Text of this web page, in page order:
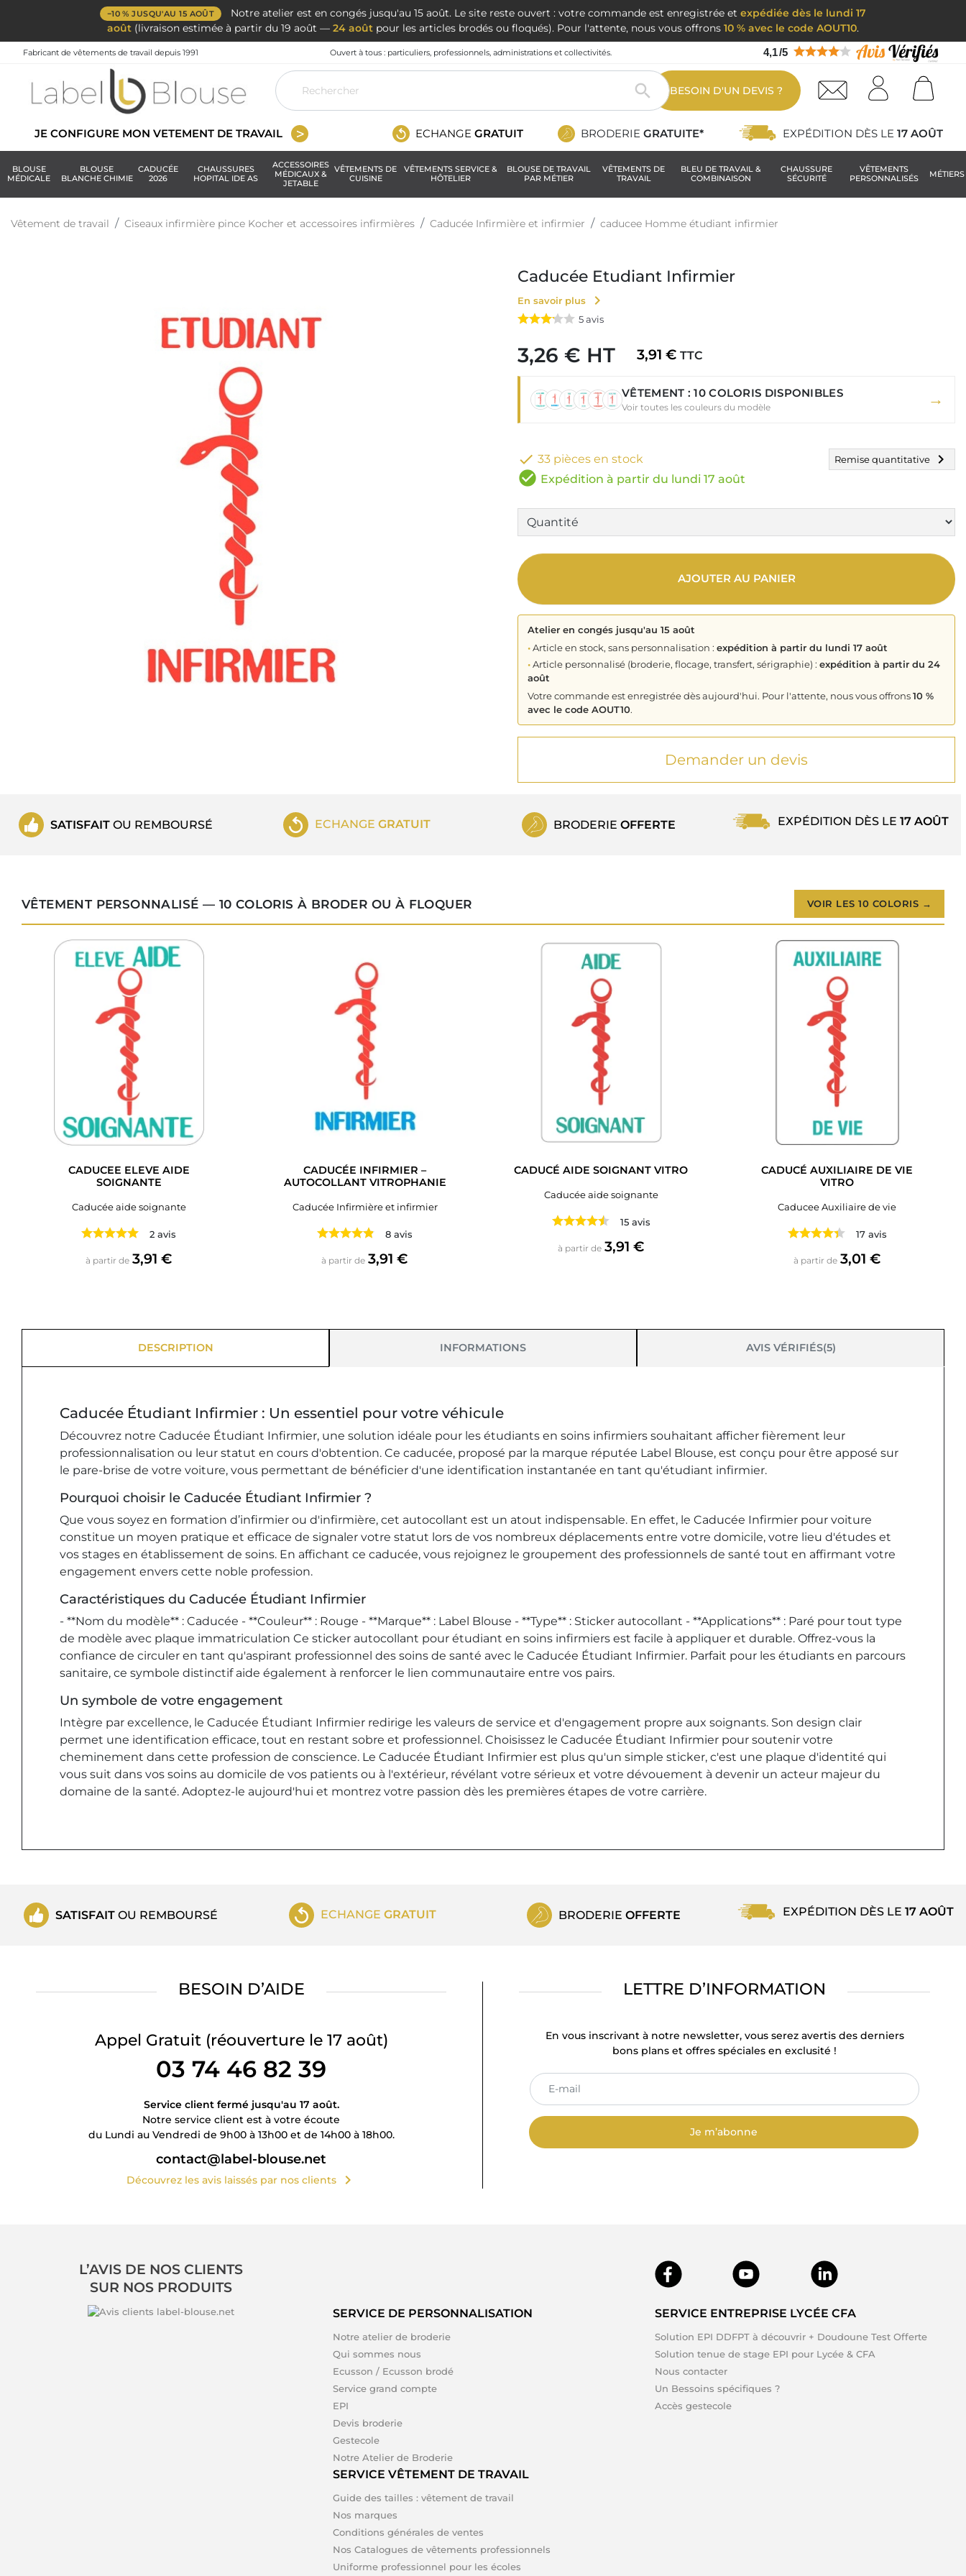
−10 % JUSQU'AU 15 AOÛT Notre atelier est en congés jusqu'au 15 août. Le site reste ouvert : votre commande est enregistrée etexpédiée dès le lundi 17
août (livraison estimée à partir du 19 août — 24 août pour les articles brodés ou floqués). Pour l'attente, nous vous offrons 10 % avec le code AOUT10.
Fabricant de vêtements de travail depuis 1991 Ouvert à tous : particuliers, professionnels, administrations et collectivités. 4,1/5
 BESOIN D'UN DEVIS ?
JE CONFIGURE MON VETEMENT DE TRAVAIL ECHANGE GRATUIT BRODERIE GRATUITE* EXPÉDITION DÈS LE 17 AOÛT
BLOUSE
MÉDICALE
BLOUSE
BLANCHE CHIMIE
CADUCÉE
2026
CHAUSSURES
HOPITAL IDE AS
ACCESSOIRES
MÉDICAUX &
JETABLE
VÊTEMENTS DE
CUISINE
VÊTEMENTS SERVICE &
HÔTELIER
BLOUSE DE TRAVAIL
PAR MÉTIER
VÊTEMENTS DE
TRAVAIL
BLEU DE TRAVAIL &
COMBINAISON
CHAUSSURE
SÉCURITÉ
VÊTEMENTS
PERSONNALISÉS
MÉTIERS
Vêtement de travail Ciseaux infirmière pince Kocher et accessoires infirmières Caducée Infirmière et infirmier caducee Homme étudiant infirmier
Caducée Etudiant Infirmier
En savoir plus chevron_right
5avis
3,26 € HT 3,91 € TTC
VÊTEMENT : 10 COLORIS DISPONIBLES
Voir toutes les couleurs du modèle →
 33 pièces en stock
check_circle Expédition à partir du lundi 17 août
Remise quantitative chevron_right
AJOUTER AU PANIER
Atelier en congés jusqu'au 15 août
•Article en stock, sans personnalisation : expédition à partir du lundi 17 août
•Article personnalisé (broderie, flocage, transfert, sérigraphie) : expédition à partir du 24
août
Votre commande est enregistrée dès aujourd'hui. Pour l'attente, nous vous offrons10 %
avec le code AOUT10.
Demander un devis
SATISFAITOU REMBOURSÉ ECHANGEGRATUIT BRODERIE OFFERTE EXPÉDITION DÈS LE 17 AOÛT
VÊTEMENT PERSONNALISÉ — 10 COLORIS À BRODER OU À FLOQUER VOIR LES 10 COLORIS →
CADUCEE ELEVE AIDE
SOIGNANTE
Caducée aide soignante
2 avis
à partir de Prix
3,91 €
CADUCÉE INFIRMIER –
AUTOCOLLANT VITROPHANIE
Caducée Infirmière et infirmier
8 avis
à partir de Prix
3,91 €
CADUCÉ AIDE SOIGNANT VITRO
Caducée aide soignante
15 avis
à partir de Prix
3,91 €
CADUCÉ AUXILIAIRE DE VIE
VITRO
Caducee Auxiliaire de vie
17 avis
à partir de Prix
3,01 €
DESCRIPTION INFORMATIONS AVIS VÉRIFIÉS(5)
Caducée Étudiant Infirmier : Un essentiel pour votre véhicule
Découvrez notre Caducée Étudiant Infirmier, une solution idéale pour les étudiants en soins infirmiers souhaitant afficher fièrement leur
professionnalisation ou leur statut en cours d'obtention. Ce caducée, proposé par la marque réputée Label Blouse, est conçu pour être apposé sur
le pare-brise de votre voiture, vous permettant de bénéficier d'une identification instantanée en tant qu'étudiant infirmier.
Pourquoi choisir le Caducée Étudiant Infirmier ?
Que vous soyez en formation d’infirmier ou d'infirmière, cet autocollant est un atout indispensable. En effet, le Caducée Infirmier pour voiture
constitue un moyen pratique et efficace de signaler votre statut lors de vos nombreux déplacements entre votre domicile, votre lieu d'études et
vos stages en établissement de soins. En affichant ce caducée, vous rejoignez le groupement des professionnels de santé tout en affirmant votre
engagement envers cette noble profession.
Caractéristiques du Caducée Étudiant Infirmier
- **Nom du modèle** : Caducée - **Couleur** : Rouge - **Marque** : Label Blouse - **Type** : Sticker autocollant - **Applications** : Paré pour tout type
de modèle avec plaque immatriculation Ce sticker autocollant pour étudiant en soins infirmiers est facile à appliquer et durable. Offrez-vous la
confiance de circuler en tant qu'aspirant professionnel des soins de santé avec le Caducée Étudiant Infirmier. Parfait pour les étudiants en parcours
sanitaire, ce symbole distinctif aide également à renforcer le lien communautaire entre vos pairs.
Un symbole de votre engagement
Intègre par excellence, le Caducée Étudiant Infirmier redirige les valeurs de service et d'engagement propre aux soignants. Son design clair
permet une identification efficace, tout en restant sobre et professionnel. Choisissez le Caducée Étudiant Infirmier pour soutenir votre
cheminement dans cette profession de conscience. Le Caducée Étudiant Infirmier est plus qu'un simple sticker, c'est une plaque d'identité qui
vous suit dans vos soins au domicile de vos patients ou à l'extérieur, révélant votre sérieux et votre dévouement à devenir un acteur majeur du
domaine de la santé. Adoptez-le aujourd'hui et montrez votre passion dès les premières étapes de votre carrière.
SATISFAIT OU REMBOURSÉ ECHANGE GRATUIT BRODERIE OFFERTE EXPÉDITION DÈS LE 17 AOÛT
BESOIN D’AIDE
Appel Gratuit (réouverture le 17 août)
03 74 46 82 39
Service client fermé jusqu'au 17 août.
Notre service client est à votre écoute
du Lundi au Vendredi de 9h00 à 13h00 et de 14h00 à 18h00.
contact@label-blouse.net
Découvrez les avis laissés par nos clients chevron_right
LETTRE D’INFORMATION
En vous inscrivant à notre newsletter, vous serez avertis des derniers
bons plans et offres spéciales en exclusité !
Je m’abonne
L’AVIS DE NOS CLIENTS
SUR NOS PRODUITS
SERVICE DE PERSONNALISATION
Notre atelier de broderie
Qui sommes nous
Ecusson / Ecusson brodé
Service grand compte
EPI
Devis broderie
Gestecole
Notre Atelier de Broderie
SERVICE ENTREPRISE LYCÉE CFA
Solution EPI DDFPT à découvrir + Doudoune Test Offerte
Solution tenue de stage EPI pour Lycée & CFA
Nous contacter
Un Bessoins spécifiques ?
Accès gestecole
SERVICE VÊTEMENT DE TRAVAIL
Guide des tailles : vêtement de travail
Nos marques
Conditions générales de ventes
Nos Catalogues de vêtements professionnels
Uniforme professionnel pour les écoles